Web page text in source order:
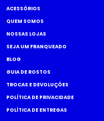
ACESSÓRIOS
QUEM SOMOS
NOSSAS LOJAS
SEJA UM FRANQUEADO
BLOG
GUIA DE ROSTOS
TROCAS E DEVOLUÇÕES
POLÍTICA DE PRIVACIDADE
POLÍTICA DE ENTREGAS